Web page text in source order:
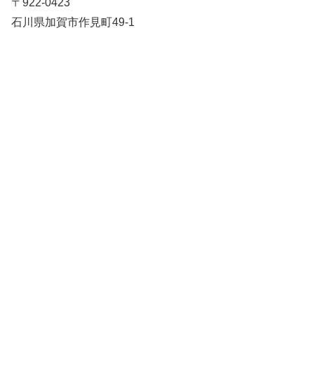
石川県加賀市作見町49-1